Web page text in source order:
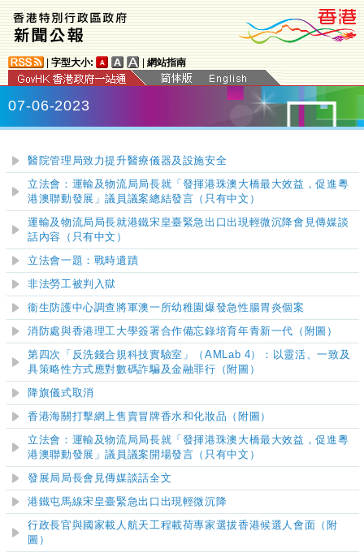
字型大小: 網站指南
07-06-2023
醫院管理局致力提升醫療儀器及設施安全
立法會：運輸及物流局局長就「發揮港珠澳大橋最大效益，促進粵
港澳聯動發展」議員議案總結發言（只有中文）
運輸及物流局局長就港鐵宋皇臺緊急出口出現輕微沉降會見傳媒談
話內容（只有中文）
立法會一題：戰時遺蹟
非法勞工被判入獄
衞生防護中心調查將軍澳一所幼稚園爆發急性腸胃炎個案
消防處與香港理工大學簽署合作備忘錄培育年青新一代（附圖）
第四次「反洗錢合規科技實驗室」（AMLab 4）：以靈活、一致及
具策略性方式應對數碼詐騙及金融罪行（附圖）
降旗儀式取消
香港海關打擊網上售賣冒牌香水和化妝品（附圖）
立法會：運輸及物流局局長就「發揮港珠澳大橋最大效益，促進粵
港澳聯動發展」議員議案開場發言（只有中文）
發展局局長會見傳媒談話全文
港鐵屯馬線宋皇臺緊急出口出現輕微沉降
​行政長官與國家載人航天工程載荷專家選拔香港候選人會面 （附
圖）